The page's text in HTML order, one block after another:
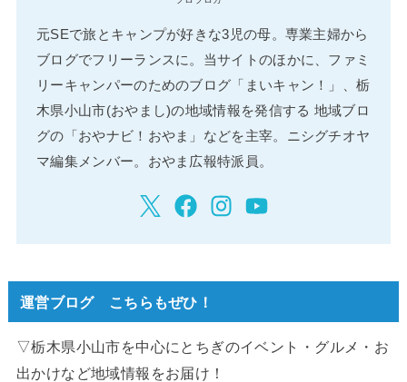
元SEで旅とキャンプが好きな3児の母。専業主婦から
ブログでフリーランスに。当サイトのほかに、ファミ
リーキャンパーのためのブログ「まいキャン！」、栃
木県小山市(おやまし)の地域情報を発信する 地域ブロ
グの「おやナビ！おやま」などを主宰。ニシグチオヤ
マ編集メンバー。おやま広報特派員。
運営ブログ こちらもぜひ！
▽栃木県小山市を中心にとちぎのイベント・グルメ・お
出かけなど地域情報をお届け！